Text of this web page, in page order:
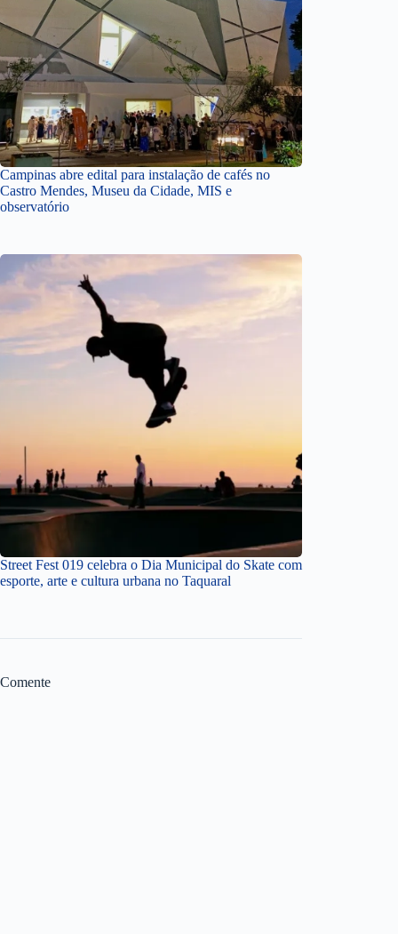
Campinas abre edital para instalação de cafés no
Castro Mendes, Museu da Cidade, MIS e
observatório
Street Fest 019 celebra o Dia Municipal do Skate com
esporte, arte e cultura urbana no Taquaral
Comente